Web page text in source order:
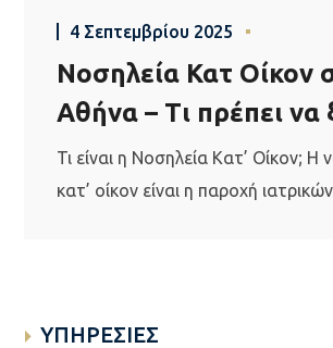
4 Σεπτεμβρίου 2025
Νοσηλεία Κατ Οίκον
Αθήνα – Τι πρέπει να
Τι είναι η Νοσηλεία Κατ’ Οίκον; Η
κατ’ οίκον είναι η παροχή ιατρικών
ΥΠΗΡΕΣΙΕΣ